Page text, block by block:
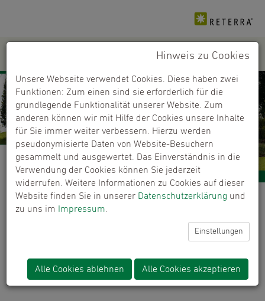
Händlerfinder
Kaufen Sie unsere Produkte bei ausgewählten
ERROR:Content Element with uid "6391" and type
"gomapsext_show" has no rendering definition!
Hinweis zu Cookies
Unsere Webseite verwendet Cookies. Diese haben zwei
Funktionen: Zum einen sind sie erforderlich für die
grundlegende Funktionalität unserer Website. Zum
anderen können wir mit Hilfe der Cookies unsere Inhalte
für Sie immer weiter verbessern. Hierzu werden
pseudonymisierte Daten von Website-Besuchern
gesammelt und ausgewertet. Das Einverständnis in die
Verwendung der Cookies können Sie jederzeit
widerrufen. Weitere Informationen zu Cookies auf dieser
Website finden Sie in unserer Datenschutzerklärung und
zu uns im
Impressum
Einstellungen
Alle Cookies ablehnen Alle Cookies akzeptieren